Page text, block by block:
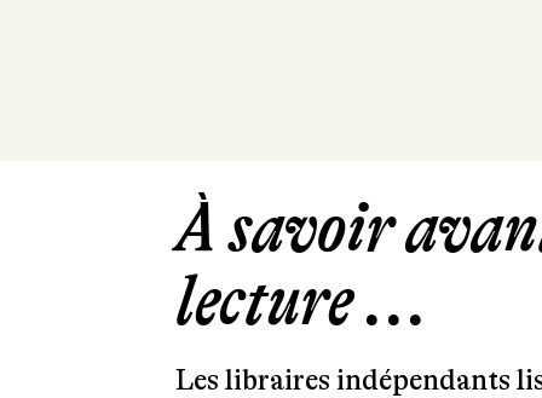
À savoir
lecture ...
Les libraires indépendants